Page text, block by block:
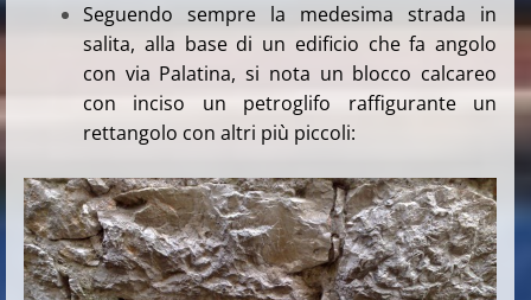
Seguendo sempre la medesima strada in
salita, alla base di un edificio che fa angolo
con via Palatina, si nota un blocco calcareo
con inciso un petroglifo raffigurante un
rettangolo con altri più piccoli: